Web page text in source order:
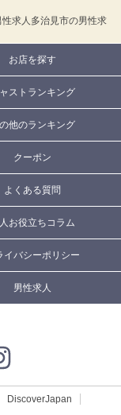
求人 多治見市の男性求
お店を探す
ストランキング
他のランキング
クーポン
よくある質問
お役立ちコラム
イバシーポリシー
男性求人
DiscoverJapan